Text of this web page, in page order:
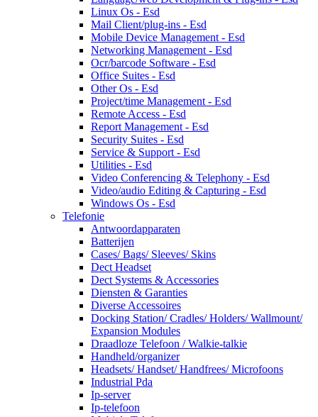
Linux Os - Esd
Mail Client/plug-ins - Esd
Mobile Device Management - Esd
Networking Management - Esd
Ocr/barcode Software - Esd
Office Suites - Esd
Other Os - Esd
Project/time Management - Esd
Remote Access - Esd
Report Management - Esd
Security Suites - Esd
Service & Support - Esd
Utilities - Esd
Video Conferencing & Telephony - Esd
Video/audio Editing & Capturing - Esd
Windows Os - Esd
Telefonie
Antwoordapparaten
Batterijen
Cases/ Bags/ Sleeves/ Skins
Dect Headset
Dect Systems & Accessories
Diensten & Garanties
Diverse Accessoires
Docking Station/ Cradles/ Holders/ Wallmount/
Expansion Modules
Draadloze Telefoon / Walkie-talkie
Handheld/organizer
Headsets/ Handset/ Handfrees/ Microfoons
Industrial Pda
Ip-server
Ip-telefoon